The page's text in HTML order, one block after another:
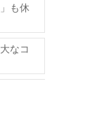
も休
なコ